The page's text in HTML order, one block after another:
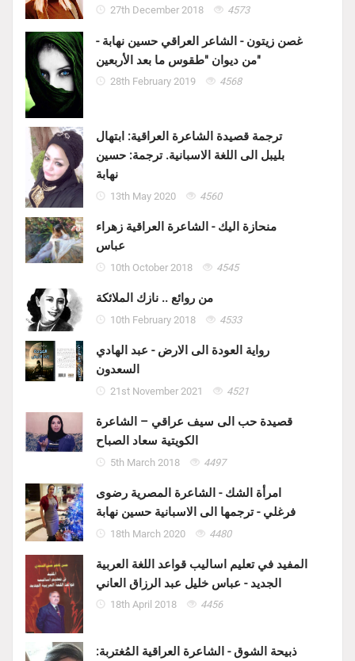
27th December 2018 4573
غصن زيتون - الشاعر العراقي حسين نهابة -
من ديوان "طقوس ما بعد الأربعين"
28th February 2019 4568
ترجمة قصيدة الشاعرة العراقية: ابتهال
بليبل الى اللغة الاسبانية. ترجمة: حسين
نهابة
13th May 2020 4560
منحازة اليك - الشاعرة العراقية زهراء
عباس
10th October 2018 4545
من روائع .. نازك الملائكة
10th February 2018 4533
رواية العودة الى الارض - عبد الهادي
السعدون
21st November 2021 4521
قصيدة حب الى سيف عراقي – الشاعرة
الكويتية سعاد الصباح
5th March 2018 4497
امرأة الشك - الشاعرة المصرية رضوى
فرغلي - ترجمها الى الاسبانية حسين نهابة
18th March 2020 4480
المفيد في تعليم اساليب قواعد اللغة العربية
الجديد - عباس خليل عبد الرزاق العاني
18th April 2018 4456
ذبيحة الشوق - الشاعرة العراقية المُغتربة: